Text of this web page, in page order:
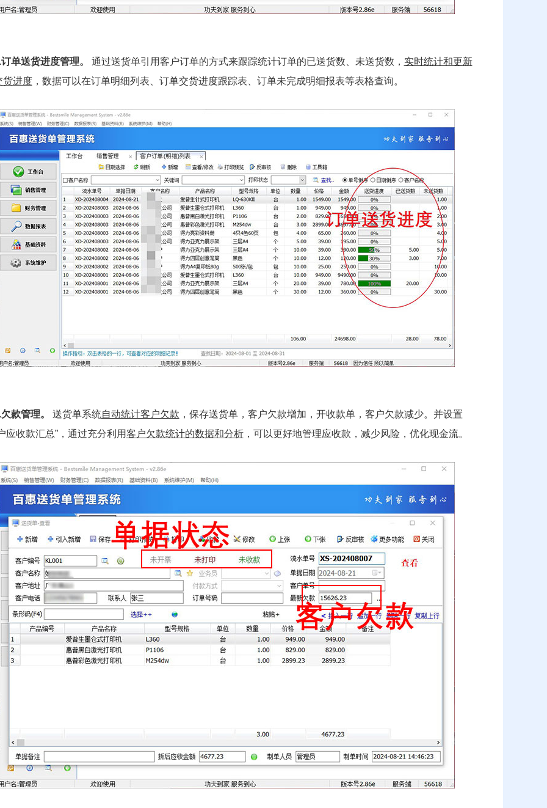
单送货进度管理。 通过送货单引用客户订单的方式来跟踪统计订单的已送货数、未送货数， 实时统计和更新
货进度，数据可以在订单明细列表、订单交货进度跟踪表、订单未完成明细报表等表格查询。
款管理。 送货单系统自动统计客户欠款 ，保存送货单，客户欠款增加，开收款单，客户欠款减少。并设置
应收款汇总”，通过充分利用客户欠款统计的数据和分析，可以更好地管理应收款，减少风险，优化现金流。